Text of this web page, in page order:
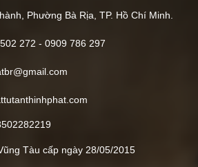
Phường Bà Rịa, TP. Hồ Chí Minh.
272 - 0909 786 297
Tàu cấp ngày 28/05/2015